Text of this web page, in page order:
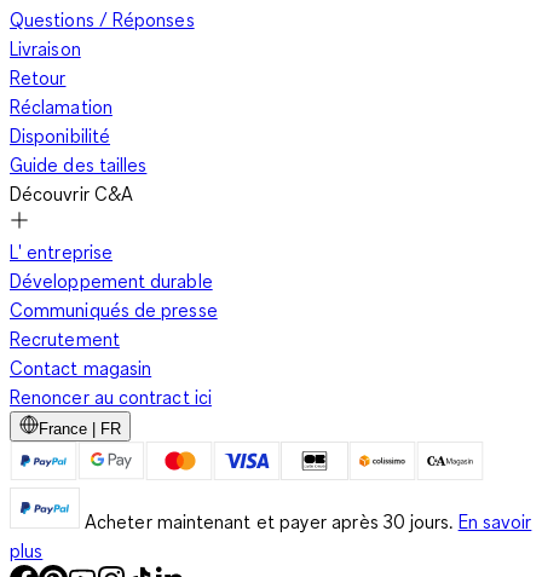
Questions / Réponses
Livraison
Retour
Réclamation
Disponibilité
Guide des tailles
Découvrir C&A
L' entreprise
Développement durable
Communiqués de presse
Recrutement
Contact magasin
Renoncer au contract ici
France | FR
Acheter maintenant et payer après 30 jours. En savoir
plus